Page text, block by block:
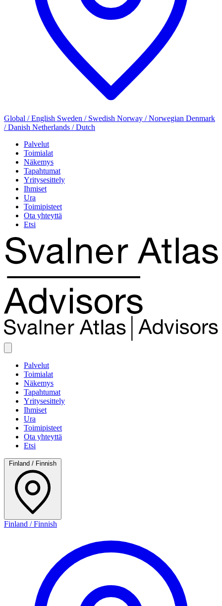
Global / English Sweden / Swedish Norway / Norwegian Denmark
/ Danish Netherlands / Dutch
Palvelut
Toimialat
Näkemys
Tapahtumat
Yritysesittely
Ihmiset
Ura
Toimipisteet
Ota yhteyttä
Etsi
Palvelut
Toimialat
Näkemys
Tapahtumat
Yritysesittely
Ihmiset
Ura
Toimipisteet
Ota yhteyttä
Etsi
Finland / Finnish
Finland / Finnish